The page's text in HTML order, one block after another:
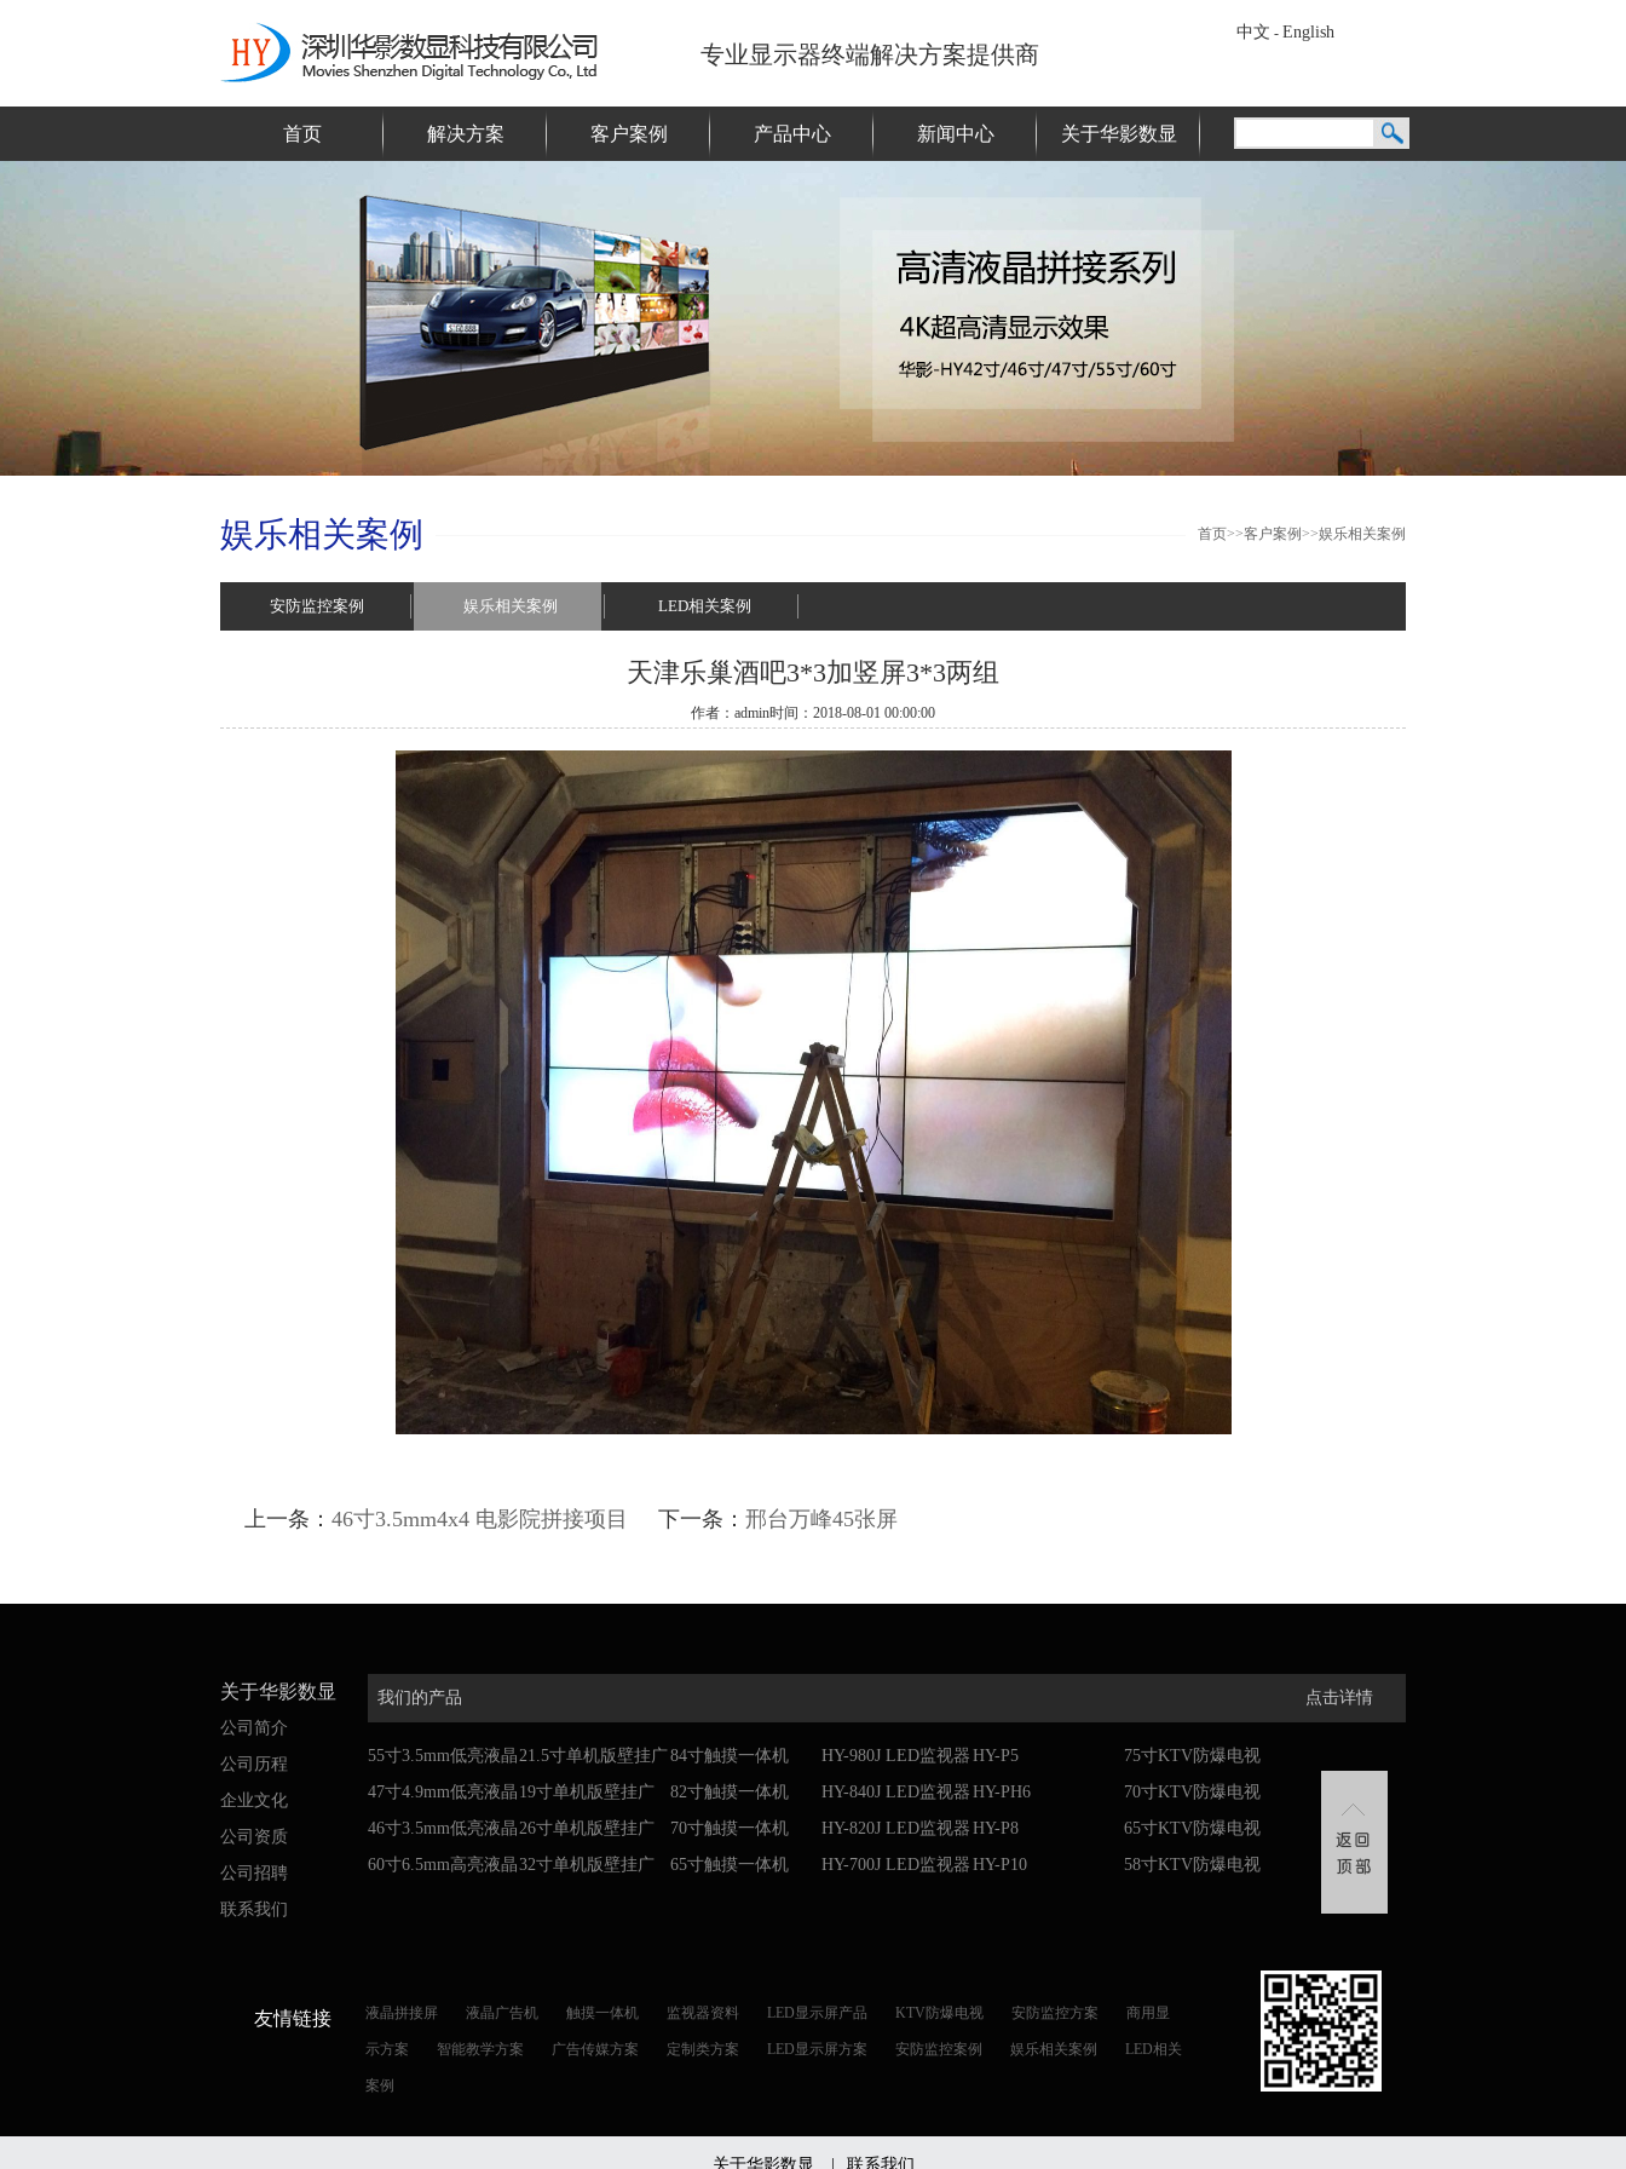
专业显示器终端解决方案提供商
中文 - English
首页 解决方案 客户案例 产品中心 新闻中心 关于华影数显
娱乐相关案例 首页>>客户案例>>娱乐相关案例
安防监控案例 娱乐相关案例 LED相关案例
天津乐巢酒吧3*3加竖屏3*3两组
作者：admin时间：2018-08-01 00:00:00
上一条： 46寸3.5mm4x4 电影院拼接项目 下一条： 邢台万峰45张屏
关于华影数显
公司简介
公司历程
企业文化
公司资质
公司招聘
联系我们
我们的产品 点击详情
55寸3.5mm低亮液晶
拼接屏
47寸4.9mm低亮液晶
拼接屏
46寸3.5mm低亮液晶
拼接屏
60寸6.5mm高亮液晶
21.5寸单机版壁挂广
告机
19寸单机版壁挂广
告机
26寸单机版壁挂广
告机
32寸单机版壁挂广
84寸触摸一体机
82寸触摸一体机
70寸触摸一体机
65寸触摸一体机
HY-980J LED监视器
HY-840J LED监视器
HY-820J LED监视器
HY-700J LED监视器
HY-P5
HY-PH6
HY-P8
HY-P10
75寸KTV防爆电视
70寸KTV防爆电视
65寸KTV防爆电视
58寸KTV防爆电视
友情链接 液晶拼接屏 液晶广告机 触摸一体机 监视器资料 LED显示屏产品 KTV防爆电视 安防监控方案 商用显
示方案 智能教学方案 广告传媒方案 定制类方案 LED显示屏方案 安防监控案例 娱乐相关案例 LED相关
案例
关于华影数显 联系我们